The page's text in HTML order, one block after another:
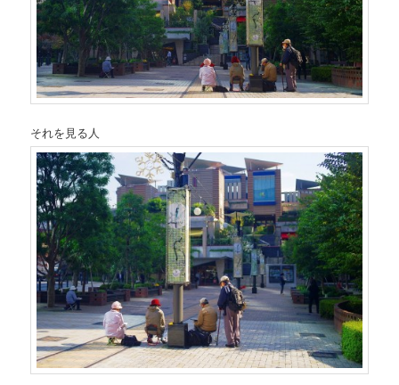
それを見る人